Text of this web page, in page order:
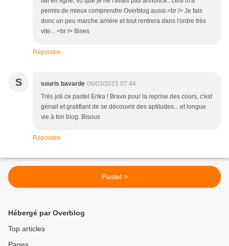
permis de mieux comprendre Overblog aussi.<br /> Je fais
donc un peu marche arrière et tout rentrera dans l'ordre très
vite... <br /> Bises
Répondre
S souris bavarde 06/03/2015 07:44
Très joli ce pastel Erika ! Bravo pour la reprise des cours, c'est
génail et gratifiant de se découvrir des aptitudes... et longue
vie à ton blog. Bisous
Répondre
Pastel >
Hébergé par Overblog
Top articles